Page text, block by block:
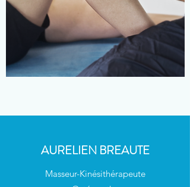
AURELIEN BREAUTE
Masseur-Kinésithérapeute